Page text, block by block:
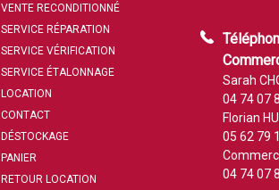
VENTE RECONDITIONNÉ
SERVICE RÉPARATION
SERVICE VÉRIFICATION
SERVICE ÉTALONNAGE
LOCATION
CONTACT
DÉSTOCKAGE
PANIER
RETOUR LOCATION
Sarah
04 74 07
Florian
05 62 79
04 74 07